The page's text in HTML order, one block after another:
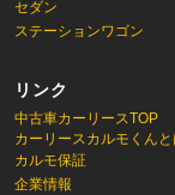
セダン
ステーションワゴン
リンク
中古車カーリースTOP
カーリースカルモくんと
カルモ保証
企業情報